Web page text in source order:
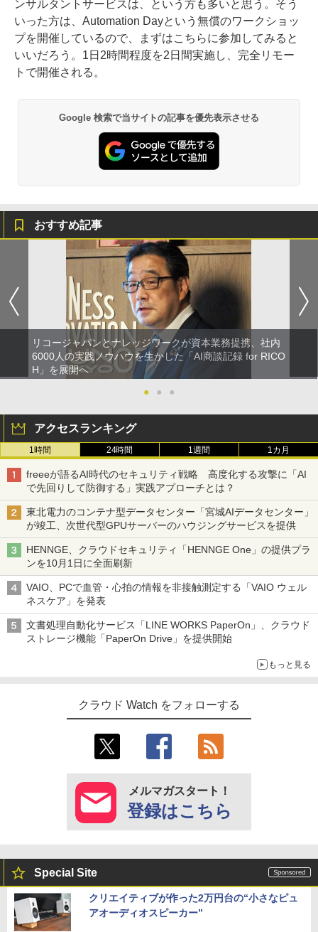
ンサルタントサービスは、という方も多いと思う。そう
いった方は、Automation Dayという無償のワークショッ
プを開催しているので、まずはこちらに参加してみると
いいだろう。1日2時間程度を2日間実施し、完全リモー
トで開催される。
Google 検索で当サイトの記事を優先表示させる
おすすめ記事
リコージャパンとナレッジワークが資本業務提携、社内
6000人の実践ノウハウを生かした「AI商談記録 for RICO
H」を展開へ
●
● ●
アクセスランキング
1時間 24時間 1週間 1カ月
freeeが語るAI時代のセキュリティ戦略 高度化する攻撃に「AI
で先回りして防御する」実践アプローチとは？
東北電力のコンテナ型データセンター「宮城AIデータセンター」
が竣工、次世代型GPUサーバーのハウジングサービスを提供
HENNGE、クラウドセキュリティ「HENNGE One」の提供プラ
ンを10月1日に全面刷新
VAIO、PCで血管・心拍の情報を非接触測定する「VAIO ウェル
ネスケア」を発表
文書処理自動化サービス「LINE WORKS PaperOn」、クラウド
ストレージ機能「PaperOn Drive」を提供開始
もっと見る
クラウド Watch をフォローする
メルマガスタート！
登録はこちら
Special Site
クリエイティブが作った2万円台の“小さなピュ
アオーディオスピーカー”